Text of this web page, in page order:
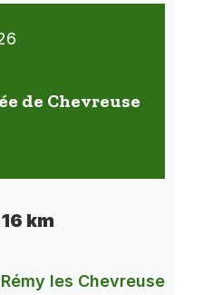
de Chevreuse
km
les Chevreuse